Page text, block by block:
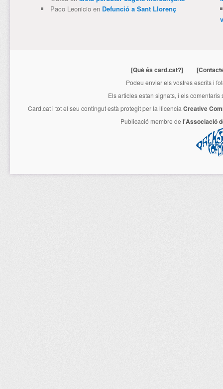
Paco Leonicioen Defunció a Sant Llorenç
[Què és card.cat?]
Podeu enviar els vostres escrits i
Els articles estan signats, i els
Card.cati tot el seu contingut està protegit per la llicencia Creative
Publicació membre de l'Associació